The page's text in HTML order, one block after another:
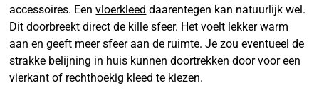
accessoires. Eenvloerkleed daarentegen kan natuurlijk wel.
Dit doorbreekt direct de kille sfeer. Het voelt lekker warm
aan en geeft meer sfeer aan de ruimte. Je zou eventueel de
strakke belijning in huis kunnen doortrekken door voor een
vierkant of rechthoekig kleed te kiezen.